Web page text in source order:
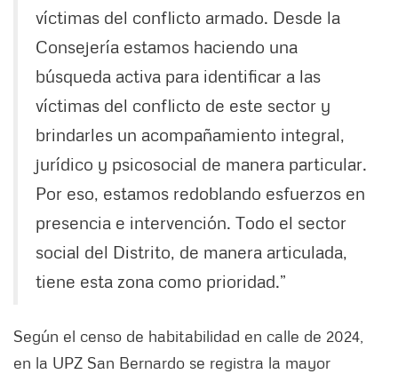
víctimas del conflicto armado. Desde la
Consejería estamos haciendo una
búsqueda activa para identificar a las
víctimas del conflicto de este sector y
brindarles un acompañamiento integral,
jurídico y psicosocial de manera particular.
Por eso, estamos redoblando esfuerzos en
presencia e intervención. Todo el sector
social del Distrito, de manera articulada,
tiene esta zona como prioridad.”
Según el censo de habitabilidad en calle de 2024,
en la UPZ San Bernardo se registra la mayor